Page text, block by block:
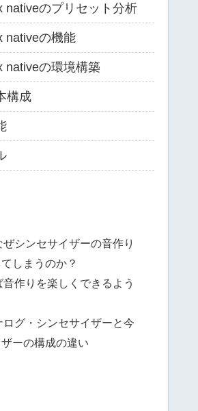
nativeのプリセット分析
nativeの機能
nativeの環境構築
構成
シンセサイザーの音作り
しまうのか？
音作りを楽しくできるよう
ログ・シンセサイザーと今
ーの構成の違い